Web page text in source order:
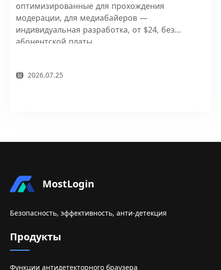
оптимизированные для прохождения
модерации, для медиабайеров —
индивидуальная разработка, от $24, без
абонентской платы.
2026.07.25
MostLogin
Безопасность, эффективность, анти-детекция
Продукты
Функции антидетекторного браузера